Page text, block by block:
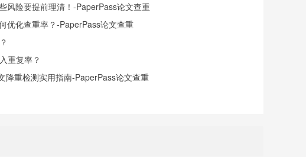
风险要提前理清！-PaperPass论文查重
优化查重率？-PaperPass论文查重
重复率？
降重检测实用指南-PaperPass论文查重